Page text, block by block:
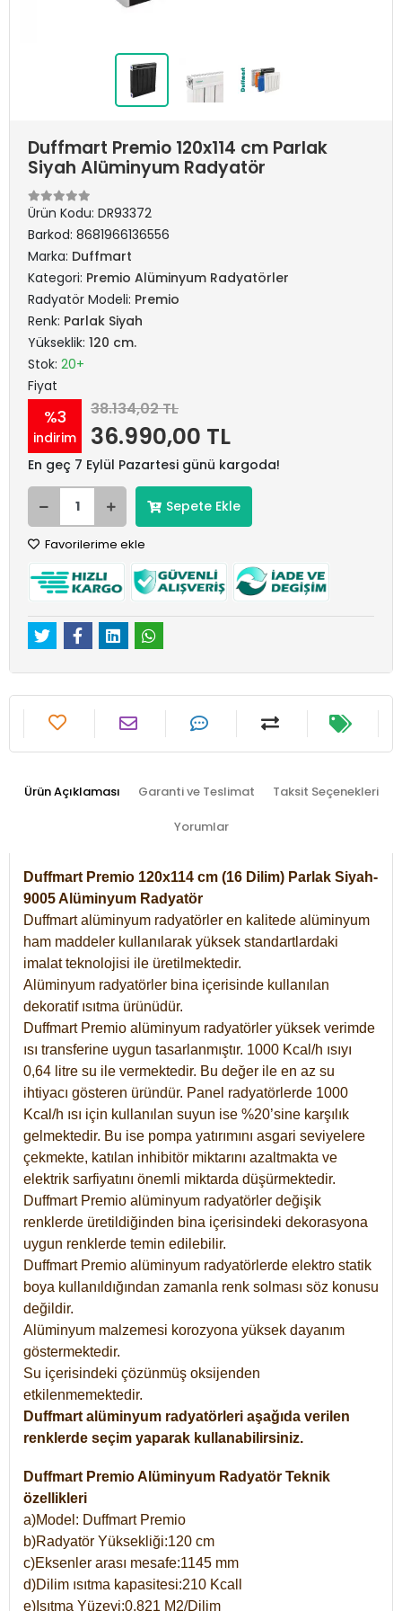
Duffmart Premio 120x114 cm Parlak
Siyah Alüminyum Radyatör
Ürün Kodu: DR93372
Barkod: 8681966136556
Marka: Duffmart
Kategori: Premio Alüminyum Radyatörler
Radyatör Modeli: Premio
Renk: Parlak Siyah
Yükseklik: 120 cm.
Stok: 20+
Fiyat
%3
indirim
38.134,02 TL
36.990,00 TL
En geç 7 Eylül Pazartesi günü kargoda!
Sepete Ekle
Favorilerime ekle
Ürün Açıklaması Garanti ve Teslimat Taksit Seçenekleri
Yorumlar
Duffmart Premio 120x114 cm (16 Dilim) Parlak Siyah-
9005 Alüminyum Radyatör
Duffmart alüminyum radyatörler en kalitede alüminyum
ham maddeler kullanılarak yüksek standartlardaki
imalat teknolojisi ile üretilmektedir.
Alüminyum radyatörler bina içerisinde kullanılan
dekoratif ısıtma ürünüdür.
Duffmart Premio alüminyum radyatörler yüksek verimde
ısı transferine uygun tasarlanmıştır. 1000 Kcal/h ısıyı
0,64 litre su ile vermektedir. Bu değer ile en az su
ihtiyacı gösteren üründür. Panel radyatörlerde 1000
Kcal/h ısı için kullanılan suyun ise %20’sine karşılık
gelmektedir. Bu ise pompa yatırımını asgari seviyelere
çekmekte, katılan inhibitör miktarını azaltmakta ve
elektrik sarfiyatını önemli miktarda düşürmektedir.
Duffmart Premio alüminyum radyatörler değişik
renklerde üretildiğinden bina içerisindeki dekorasyona
uygun renklerde temin edilebilir.
Duffmart Premio alüminyum radyatörlerde elektro statik
boya kullanıldığından zamanla renk solması söz konusu
değildir.
Alüminyum malzemesi korozyona yüksek dayanım
göstermektedir.
Su içerisindeki çözünmüş oksijenden
etkilenmemektedir.
Duffmart alüminyum radyatörleri aşağıda verilen
renklerde seçim yaparak kullanabilirsiniz.
Duffmart Premio Alüminyum Radyatör Teknik
özellikleri
a)Model: Duffmart Premio
b)Radyatör Yüksekliği:120 cm
c)Eksenler arası mesafe:1145 mm
d)Dilim ısıtma kapasitesi:210 Kcall
e)Isıtma Yüzeyi:0,821 M2/Dilim